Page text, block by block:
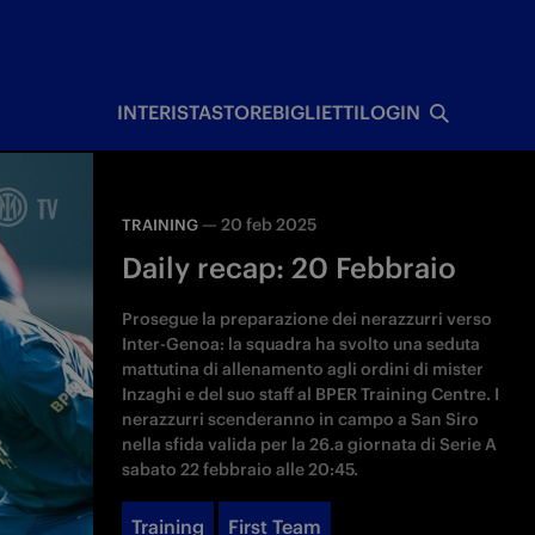
INTERISTASTOREBIGLIETTILOGIN
TRAINING —20 feb 2025
Daily recap: 20 Febbraio
Prosegue la preparazione dei nerazzurri verso
Inter-Genoa: la squadra ha svolto una seduta
mattutina di allenamento agli ordini di mister
Inzaghi e del suo staff al BPER Training Centre. I
nerazzurri scenderanno in campo a San Siro
nella sfida valida per la 26.a giornata di Serie A
sabato 22 febbraio alle 20:45.
Training First Team